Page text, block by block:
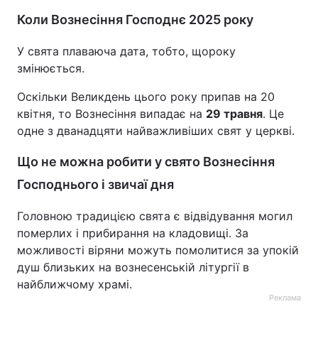
Коли Вознесіння Господнє 2025 року
У свята плаваюча дата, тобто, щороку
змінюється.
Оскільки Великдень цього року припав на 20
квітня, то Вознесіння випадає на 29 травня. Це
одне з дванадцяти найважливіших свят у церкві.
Що не можна робити у свято Вознесіння
Господнього і звичаї дня
Головною традицією свята є відвідування могил
померлих і прибирання на кладовищі. За
можливості віряни можуть помолитися за упокій
душ близьких на вознесенській літургії в
найближчому храмі.
Реклама